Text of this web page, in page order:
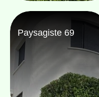
Paysagiste 69